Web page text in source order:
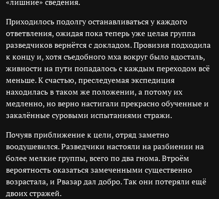
Приходилось подолгу останавливаться у каждого
ответвления, ожидая пока теперь уже целая группа
разведчиков вернётся с докладом. Провизия подходила
к концу и, хотя съедобного мха вокруг было вдосталь,
живности на пути попадалось с каждым переходом всё
меньше. К счастью, преследуемая экспедиция
находилась в таком же положении, а потому их
медленно, но верно настигали прекрасно обученные и
закалённые суровыми испытаниями стражи.
Почуяв приближение к цели, отряд заметно
воодушевился. Разведчики настояли на разбиении на
более мелкие группы, всего по два гнома. Втроём
вероятность оказаться замеченными существенно
возрастала, и Рвазар дал добро. Так они потеряли ещё
двоих стражей.